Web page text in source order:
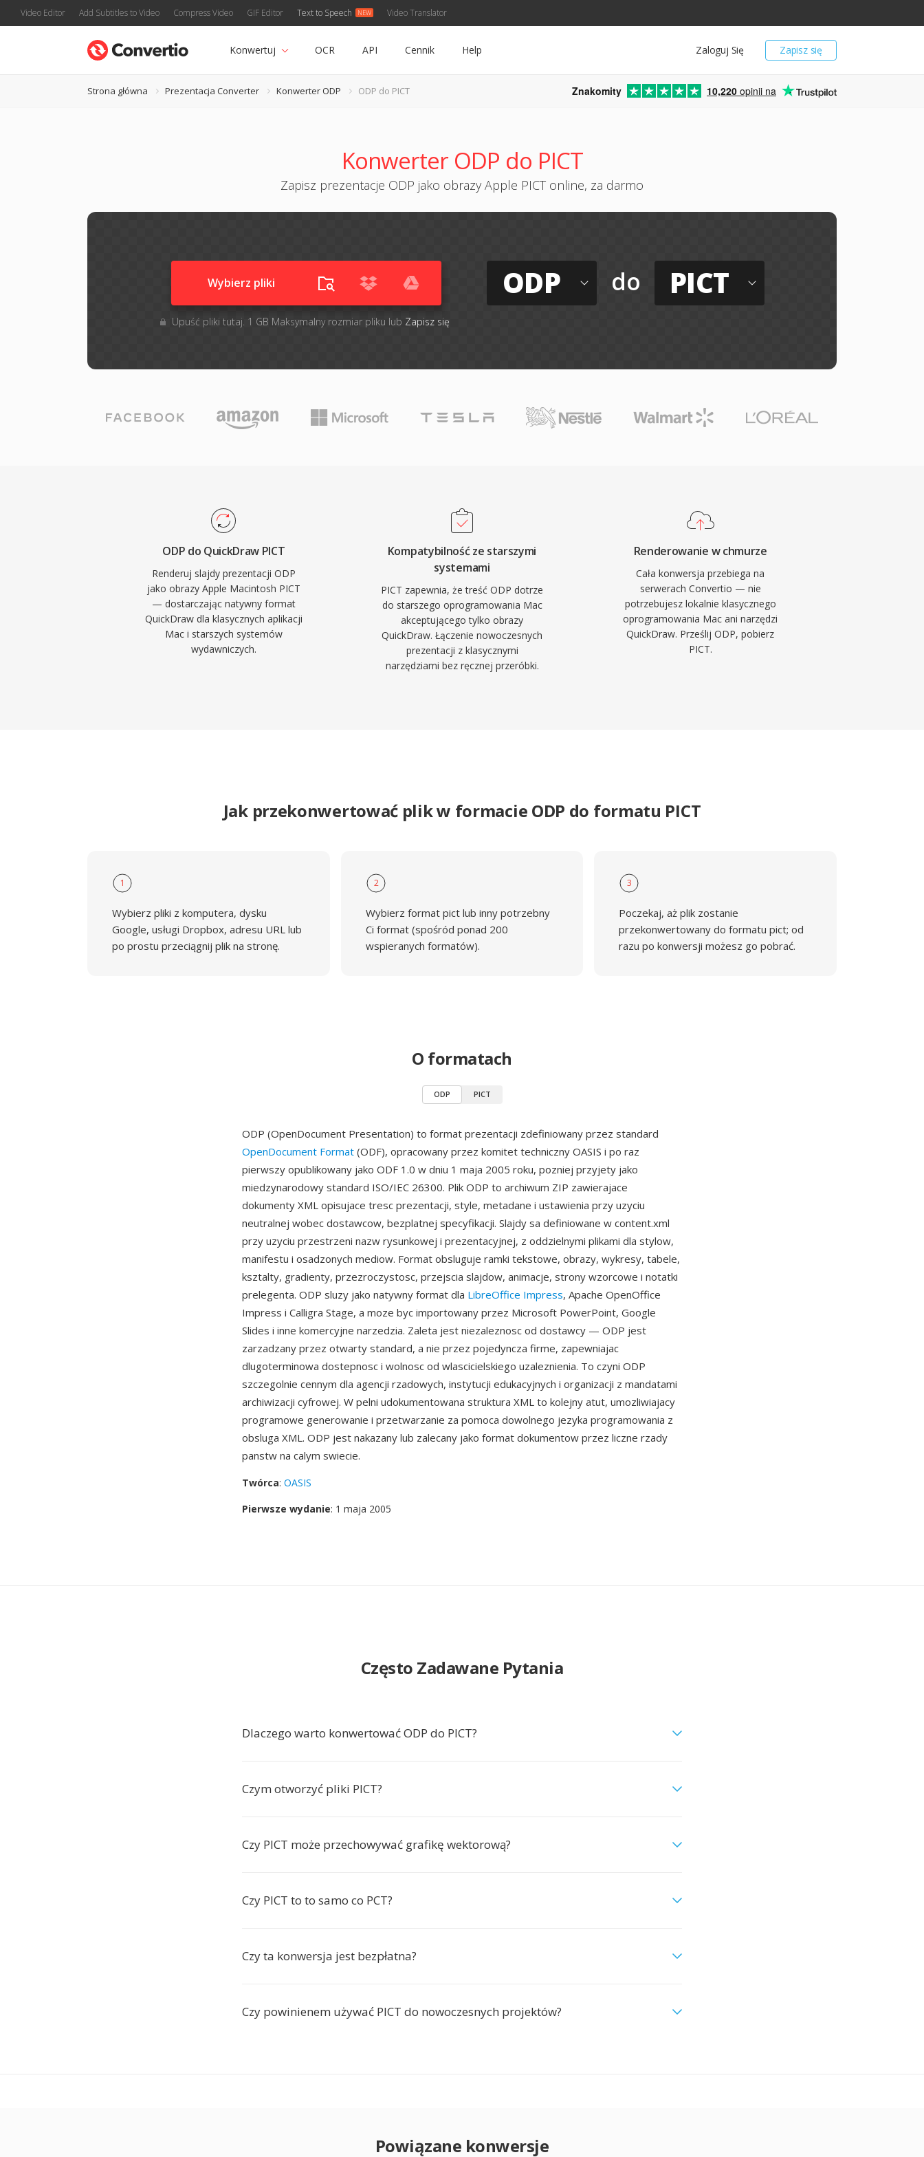
Video Editor Add Subtitles to Video Compress Video GIF Editor Text to Speech Video Translator
Zapisz się
Zaloguj Się
Konwertuj OCR API Cennik Help
Strona główna Prezentacja Converter Konwerter ODP ODP do PICT Znakomity 10,220 opinii na
Konwerter ODP do PICT
Zapisz prezentacje ODP jako obrazy Apple PICT online, za darmo
Wybierz pliki
Upuść pliki tutaj. 1 GB Maksymalny rozmiar pliku lub Zapisz się
ODP do PICT
ODP do QuickDraw PICT
Renderuj slajdy prezentacji ODP
jako obrazy Apple Macintosh PICT
— dostarczając natywny format
QuickDraw dla klasycznych aplikacji
Mac i starszych systemów
wydawniczych.
Kompatybilność ze starszymi
systemami
PICT zapewnia, że treść ODP dotrze
do starszego oprogramowania Mac
akceptującego tylko obrazy
QuickDraw. Łączenie nowoczesnych
prezentacji z klasycznymi
narzędziami bez ręcznej przeróbki.
Renderowanie w chmurze
Cała konwersja przebiega na
serwerach Convertio — nie
potrzebujesz lokalnie klasycznego
oprogramowania Mac ani narzędzi
QuickDraw. Prześlij ODP, pobierz
PICT.
Jak przekonwertować plik w formacie ODP do formatu PICT
1
Wybierz pliki z komputera, dysku
Google, usługi Dropbox, adresu URL lub
po prostu przeciągnij plik na stronę.
2
Wybierz format pict lub inny potrzebny
Ci format (spośród ponad 200
wspieranych formatów).
3
Poczekaj, aż plik zostanie
przekonwertowany do formatu pict; od
razu po konwersji możesz go pobrać.
O formatach
ODP PICT
ODP (OpenDocument Presentation) to format prezentacji zdefiniowany przez standard
OpenDocument Format (ODF), opracowany przez komitet techniczny OASIS i po raz
pierwszy opublikowany jako ODF 1.0 w dniu 1 maja 2005 roku, pozniej przyjety jako
miedzynarodowy standard ISO/IEC 26300. Plik ODP to archiwum ZIP zawierajace
dokumenty XML opisujace tresc prezentacji, style, metadane i ustawienia przy uzyciu
neutralnej wobec dostawcow, bezplatnej specyfikacji. Slajdy sa definiowane w content.xml
przy uzyciu przestrzeni nazw rysunkowej i prezentacyjnej, z oddzielnymi plikami dla stylow,
manifestu i osadzonych mediow. Format obsluguje ramki tekstowe, obrazy, wykresy, tabele,
ksztalty, gradienty, przezroczystosc, przejscia slajdow, animacje, strony wzorcowe i notatki
prelegenta. ODP sluzy jako natywny format dla LibreOffice Impress, Apache OpenOffice
Impress i Calligra Stage, a moze byc importowany przez Microsoft PowerPoint, Google
Slides i inne komercyjne narzedzia. Zaleta jest niezaleznosc od dostawcy — ODP jest
zarzadzany przez otwarty standard, a nie przez pojedyncza firme, zapewniajac
dlugoterminowa dostepnosc i wolnosc od wlascicielskiego uzaleznienia. To czyni ODP
szczegolnie cennym dla agencji rzadowych, instytucji edukacyjnych i organizacji z mandatami
archiwizacji cyfrowej. W pelni udokumentowana struktura XML to kolejny atut, umozliwiajacy
programowe generowanie i przetwarzanie za pomoca dowolnego jezyka programowania z
obsluga XML. ODP jest nakazany lub zalecany jako format dokumentow przez liczne rzady
panstw na calym swiecie.
Twórca: OASIS
Pierwsze wydanie: 1 maja 2005
Często Zadawane Pytania
Dlaczego warto konwertować ODP do PICT?
Czym otworzyć pliki PICT?
Czy PICT może przechowywać grafikę wektorową?
Czy PICT to to samo co PCT?
Czy ta konwersja jest bezpłatna?
Czy powinienem używać PICT do nowoczesnych projektów?
Powiązane konwersje